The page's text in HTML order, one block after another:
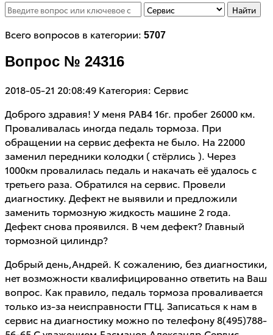
Найти
Всего вопросов в категории: 5707
Вопрос № 24316
2018-05-21 20:08:49 Категория: Сервис
Доброго здравия! У меня РАВ4 16г. пробег 26000 км.
Проваливалась иногда педаль тормоза. При
обращении на сервис дефекта не было. На 22000
заменил передники колодки ( стёрлись ). Через
1000км провалилась педаль и накачать её удалось с
третьего раза. Обратился на сервис. Провели
диагностику. Дефект не выявили и предложили
заменить тормозную жидкость машине 2 года.
Дефект снова проявился. В чем дефект? Главный
тормозной цилиндр?
Добрый день,Андрей. К сожалению, без диагностики,
нет возможности квалифицированно ответить на Ваш
вопрос. Как правило, педаль тормоза проваливается
только из-за неисправности ГТЦ. Записаться к нам в
сервис на диагностику можно по телефону 8(495)788-